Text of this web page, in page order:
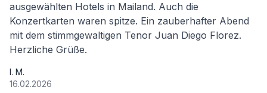
ausgewählten Hotels in Mailand. Auch die
Konzertkarten waren spitze. Ein zauberhafter Abend
mit dem stimmgewaltigen Tenor Juan Diego Florez.
Herzliche Grüße.
I. M.
16.02.2026